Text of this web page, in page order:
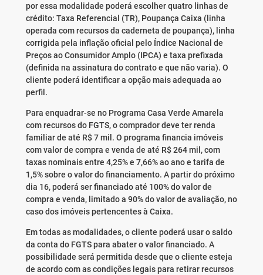
por essa modalidade poderá escolher quatro linhas de
crédito: Taxa Referencial (TR), Poupança Caixa (linha
operada com recursos da caderneta de poupança), linha
corrigida pela inflação oficial pelo Índice Nacional de
Preços ao Consumidor Amplo (IPCA) e taxa prefixada
(definida na assinatura do contrato e que não varia). O
cliente poderá identificar a opção mais adequada ao
perfil.
Para enquadrar-se no Programa Casa Verde Amarela
com recursos do FGTS, o comprador deve ter renda
familiar de até R$ 7 mil. O programa financia imóveis
com valor de compra e venda de até R$ 264 mil, com
taxas nominais entre 4,25% e 7,66% ao ano e tarifa de
1,5% sobre o valor do financiamento. A partir do próximo
dia 16, poderá ser financiado até 100% do valor de
compra e venda, limitado a 90% do valor de avaliação, no
caso dos imóveis pertencentes à Caixa.
Em todas as modalidades, o cliente poderá usar o saldo
da conta do FGTS para abater o valor financiado. A
possibilidade será permitida desde que o cliente esteja
de acordo com as condições legais para retirar recursos